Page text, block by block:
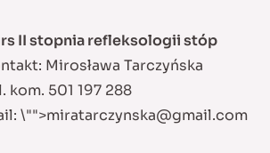
II stopnia refleksologii stóp
Mirosława Tarczyńska
kom. 501 197 288
\"">miratarczynska@gmail.com